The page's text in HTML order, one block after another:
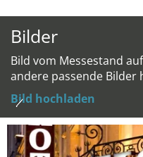
Bilder
Bild vom Messestand
andere passende Bilder
Bild hochladen